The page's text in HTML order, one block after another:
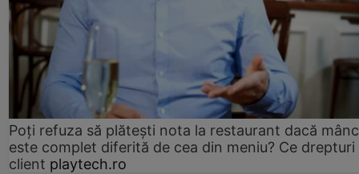
Poți refuza să plătești nota la restaurant dacă
este complet diferită de cea din meniu? Ce drepturi
client playtech.ro